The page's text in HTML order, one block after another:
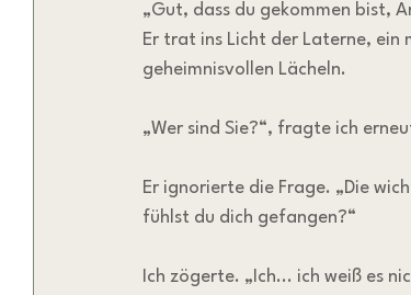
„Gut, dass du gekommen bist,
Er trat ins Licht der Laterne,
geheimnisvollen Lächeln.
„Wer sind Sie?“, fragte ich
Er ignorierte die Frage. „Die
fühlst du dich gefangen?“
Ich zögerte. „Ich... ich weiß es